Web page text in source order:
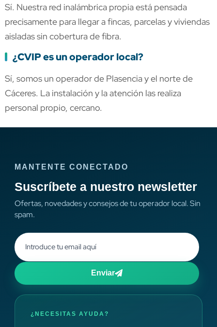
Sí. Nuestra red inalámbrica propia está pensada
precisamente para llegar a fincas, parcelas y viviendas
aisladas sin cobertura de fibra.
¿CVIP es un operador local?
Sí, somos un operador de Plasencia y el norte de
Cáceres. La instalación y la atención las realiza
personal propio, cercano.
MANTENTE CONECTADO
Suscríbete a nuestro newsletter
Ofertas, novedades y consejos de tu operador local. Sin
spam.
Enviar
¿NECESITAS AYUDA?